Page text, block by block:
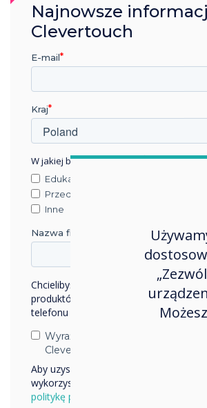
Najnowsze
Clevertouch
E-mail
Kraj
W jakiej branży pracujesz?
Edukacja
Przedsiębiorstwo
Inne
Nazwa firmy
Chcielibyśmy się z Tobą skontaktować
produktów i usług za pośrednictwem
telefonu lub poczty.
Wyrażam zgodę na
Clevertouch.
Aby uzyskać informacje o tym, jak
wykorzystujemy Twoje dane osobowe,
politykę prywatności.